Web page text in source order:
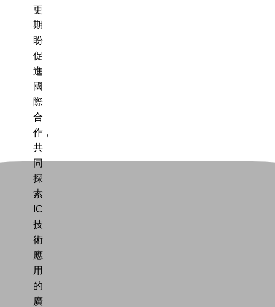
更
期
盼
促
進
國
際
合
作，
共
同
探
索
IC
技
術
應
用
的
廣